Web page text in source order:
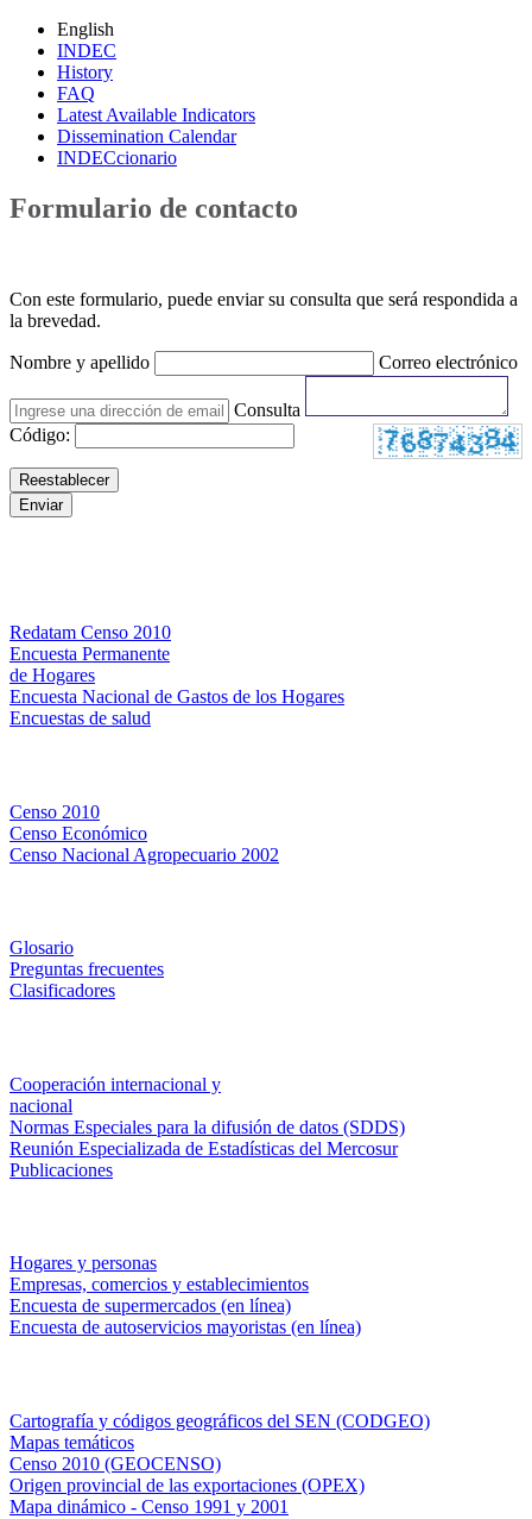
English
INDEC
History
FAQ
Latest Available Indicators
Dissemination Calendar
INDECcionario
Formulario de contacto
Con este formulario, puede enviar su consulta que será respondida a
la brevedad.
Nombre y apellido Correo electrónico
Consulta
Código:
Redatam Censo 2010
Encuesta Permanente
de Hogares
Encuesta Nacional de Gastos de los Hogares
Encuestas de salud
Censo 2010
Censo Económico
Censo Nacional Agropecuario 2002
Glosario
Preguntas frecuentes
Clasificadores
Cooperación internacional y
nacional
Normas Especiales para la difusión de datos (SDDS)
Reunión Especializada de Estadísticas del Mercosur
Publicaciones
Hogares y personas
Empresas, comercios y establecimientos
Encuesta de supermercados (en línea)
Encuesta de autoservicios mayoristas (en línea)
Cartografía y códigos geográficos del SEN (CODGEO)
Mapas temáticos
Censo 2010 (GEOCENSO)
Origen provincial de las exportaciones (OPEX)
Mapa dinámico - Censo 1991 y 2001